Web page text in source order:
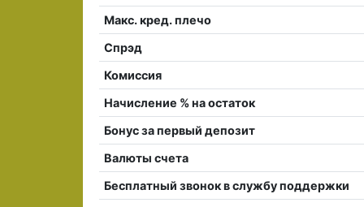
Макс. кред. плечо
Спрэд
Комиссия
Начисление % на остаток
Бонус за первый депозит
Валюты счета
Бесплатный звонок в службу поддержки